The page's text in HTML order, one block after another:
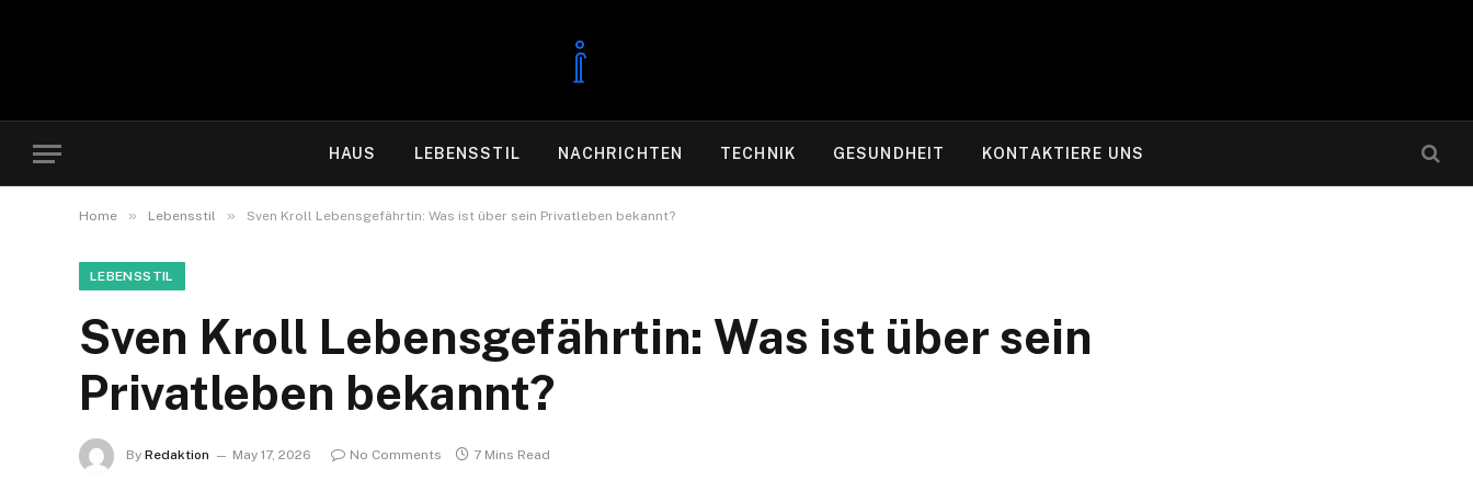
HAUS LEBENSSTIL NACHRICHTEN TECHNIK GESUNDHEIT KONTAKTIERE UNS
Home » Lebensstil » Sven Kroll Lebensgefährtin: Was ist über sein Privatleben bekannt?
LEBENSSTIL
Sven Kroll Lebensgefährtin: Was ist über sein
Privatleben bekannt?
By Redaktion May 17, 2026 No Comments 7 Mins Read